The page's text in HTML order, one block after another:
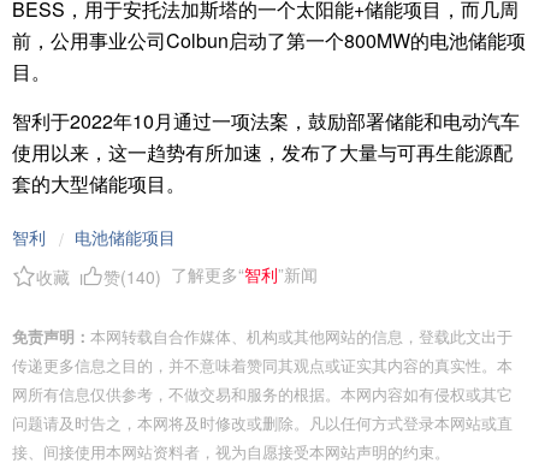
BESS，用于安托法加斯塔的一个太阳能+储能项目，而几周
前，公用事业公司Colbun启动了第一个800MW的电池储能项
目。
智利于2022年10月通过一项法案，鼓励部署储能和电动汽车
使用以来，这一趋势有所加速，发布了大量与可再生能源配
套的大型储能项目。
智利 / 电池储能项目
收藏
赞(140) 了解更多“智利”新闻
免责声明： 本网转载自合作媒体、机构或其他网站的信息，登载此文出于
传递更多信息之目的，并不意味着赞同其观点或证实其内容的真实性。本
网所有信息仅供参考，不做交易和服务的根据。本网内容如有侵权或其它
问题请及时告之，本网将及时修改或删除。凡以任何方式登录本网站或直
接、间接使用本网站资料者，视为自愿接受本网站声明的约束。